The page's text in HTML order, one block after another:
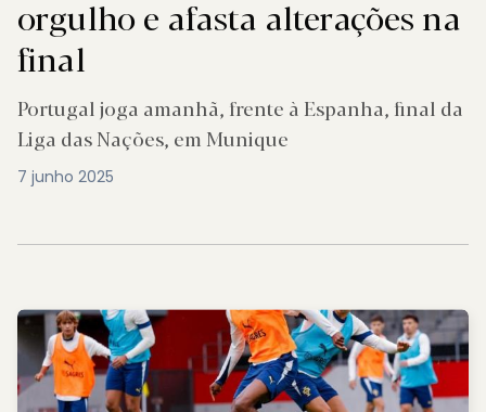
orgulho e afasta alterações na
final
Portugal joga amanhã, frente à Espanha, final da
Liga das Nações, em Munique
7 junho 2025